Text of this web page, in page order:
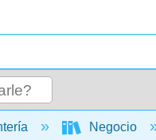
global
Negocio